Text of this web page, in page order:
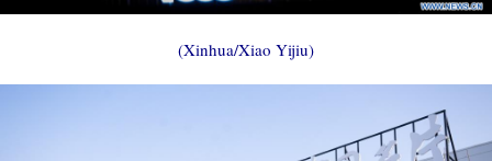
(Xinhua/Xiao Yijiu)